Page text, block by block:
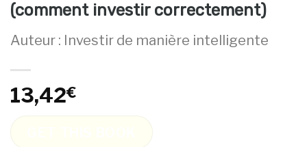
(comment investir correctement)
Auteur : Investir de manière intelligente
13,42€